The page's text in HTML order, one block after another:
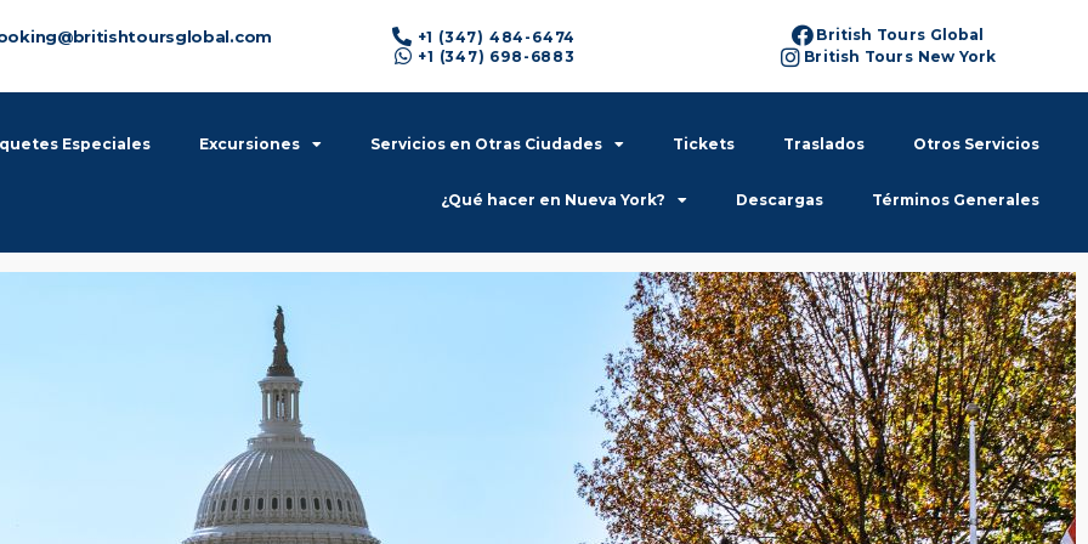
+1 (347) 484-6474
+1 (347) 698-6883
British Tours Global
British Tours New York
Especiales Excursiones Servicios en Otras Ciudades Tickets Traslados Otros Servicios
¿Qué hacer en Nueva York? Descargas Términos Generales